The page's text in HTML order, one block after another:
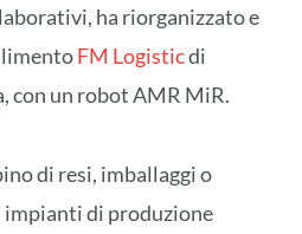
ha riorganizzato e
FM Logisticdi
con un robot AMR MiR.
di resi, imballaggi o
di produzione